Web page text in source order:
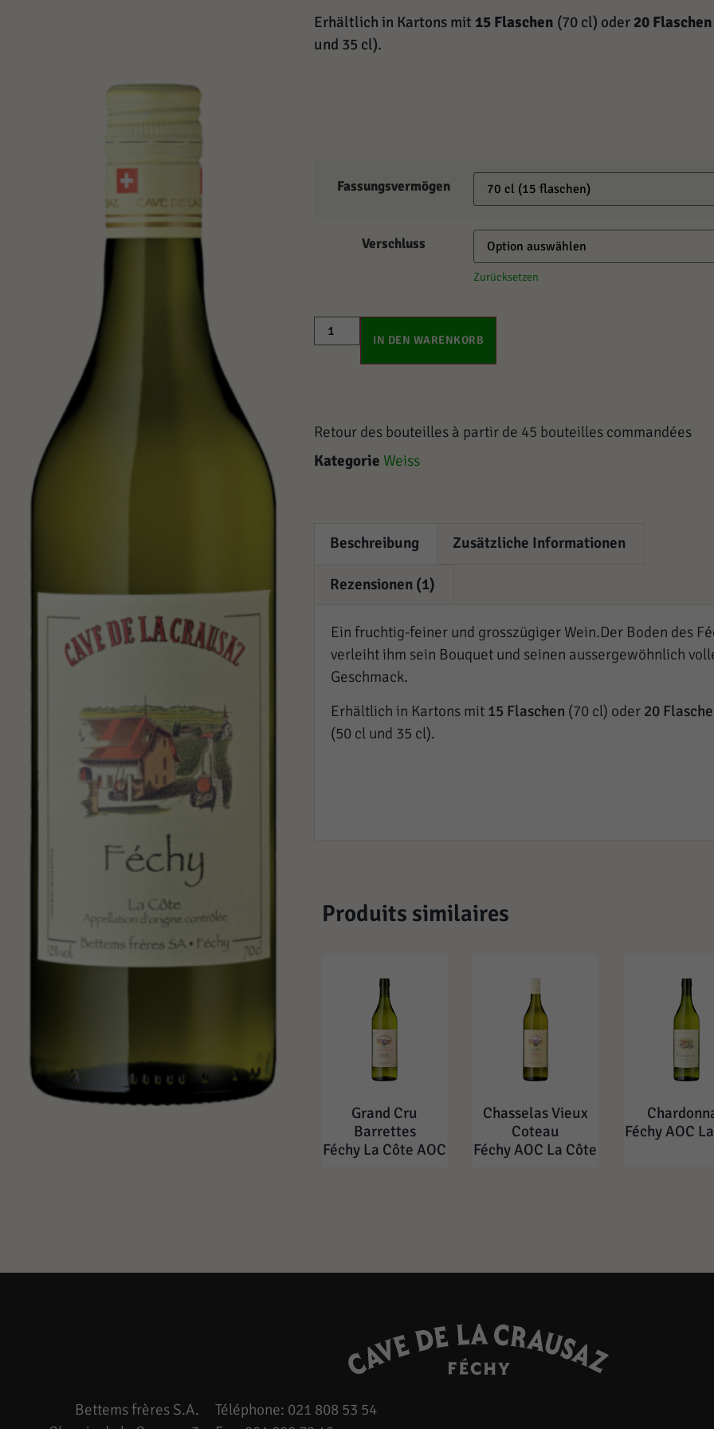
Erhältlich in Kartons mit 15 Flaschen (70 cl) oder 20 Flaschen
und 35 cl).
Fassungsvermögen
Verschluss
Zurücksetzen
IN DEN WARENKORB
Retour des bouteilles à partir de 45 bouteilles commandées
Kategorie Weiss
Beschreibung Zusätzliche Informationen
Rezensionen (1)
Ein fruchtig-feiner und grosszügiger Wein.Der Boden des
verleiht ihm sein Bouquet und seinen aussergewöhnlich
Geschmack.
Erhältlich in Kartons mit 15 Flaschen (70 cl) oder 20
(50 cl und 35 cl).
Produits similaires
Grand Cru
Barrettes
Féchy La Côte AOC
Chasselas Vieux
Coteau
Féchy AOC La Côte
Féchy AOC
Bettems frères S.A.
Téléphone: 021 808 53 54